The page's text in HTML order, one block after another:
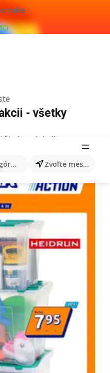
ruke
produkty... Zvoľte mesto
- všetky
výsledky.